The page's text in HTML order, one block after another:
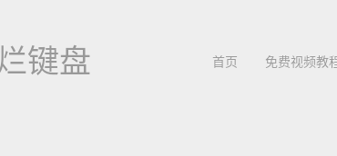
键盘 首页 免费视频教